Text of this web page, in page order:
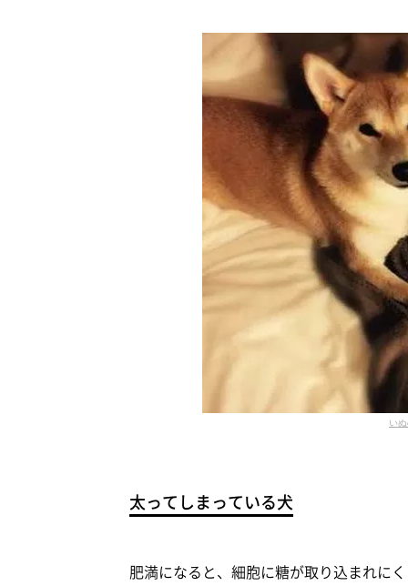
い
太ってしまっている犬
肥満になると、細胞に糖が取り込まれに